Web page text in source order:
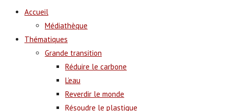
Accueil
Médiathèque
Thématiques
Grande transition
Réduire le carbone
L’eau
Reverdir le monde
Résoudre le plastique